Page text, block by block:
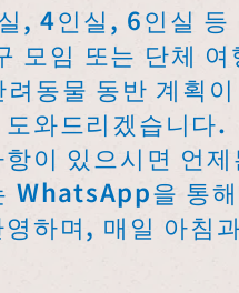
, 4인실, 6인실
모임 또는 단체
동물 동반 계획
와드리겠습니다.
항이 있으시면 언
WhatsApp을 통
하며, 매일 아침